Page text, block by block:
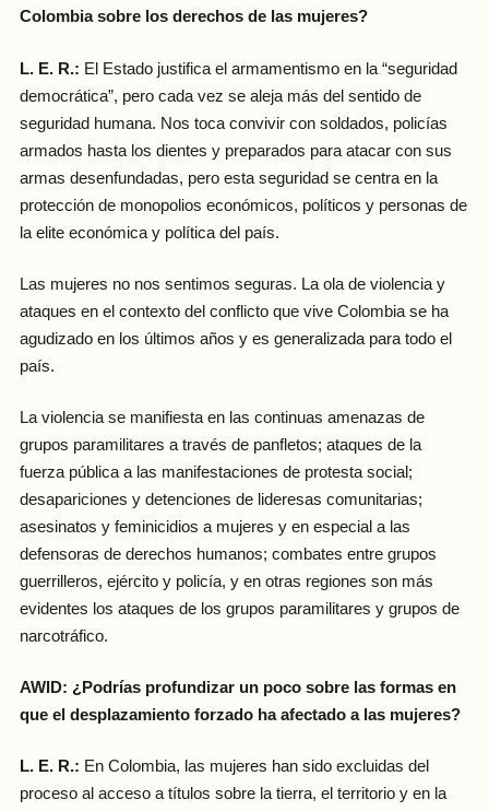
Colombia sobre los derechos de las mujeres?
L. E. R.: El Estado justifica el armamentismo en la “seguridad
democrática”, pero cada vez se aleja más del sentido de
seguridad humana. Nos toca convivir con soldados, policías
armados hasta los dientes y preparados para atacar con sus
armas desenfundadas, pero esta seguridad se centra en la
protección de monopolios económicos, políticos y personas de
la elite económica y política del país.
Las mujeres no nos sentimos seguras. La ola de violencia y
ataques en el contexto del conflicto que vive Colombia se ha
agudizado en los últimos años y es generalizada para todo el
país.
La violencia se manifiesta en las continuas amenazas de
grupos paramilitares a través de panfletos; ataques de la
fuerza pública a las manifestaciones de protesta social;
desapariciones y detenciones de lideresas comunitarias;
asesinatos y feminicidios a mujeres y en especial a las
defensoras de derechos humanos; combates entre grupos
guerrilleros, ejército y policía, y en otras regiones son más
evidentes los ataques de los grupos paramilitares y grupos de
narcotráfico.
AWID: ¿Podrías profundizar un poco sobre las formas en
que el desplazamiento forzado ha afectado a las mujeres?
L. E. R.: En Colombia, las mujeres han sido excluidas del
proceso al acceso a títulos sobre la tierra, el territorio y en la